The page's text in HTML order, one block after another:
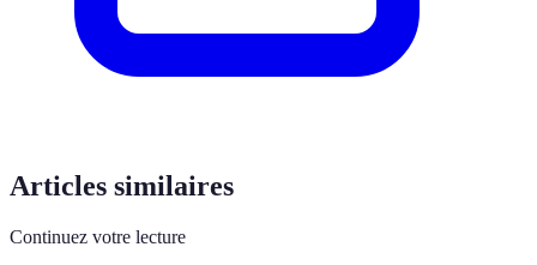
Articles similaires
Continuez votre lecture